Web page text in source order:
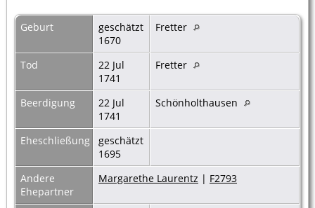
Geburt
geschätzt
1670
Fretter
Tod
22 Jul
1741
Fretter
Beerdigung
22 Jul
1741
Schönholthausen
Eheschließung
geschätzt
1695
Andere
Ehepartner
Margarethe Laurentz | F2793